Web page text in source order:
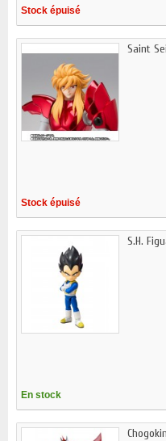
Stock épuisé
Saint
Stock épuisé
S.H.
En stock